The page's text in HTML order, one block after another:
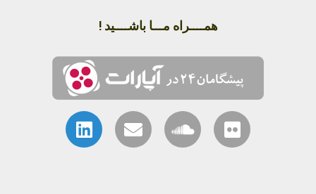
همــــراه مـــا باشــــید !